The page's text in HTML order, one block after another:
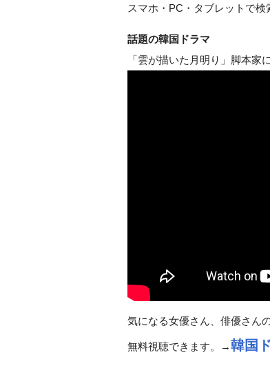
スマホ・PC・タブレットで検
話題の韓国ドラマ
「雲が描いた月明り」脚本家
気になる女優さん、俳優さん
無料視聴できます。→韓国